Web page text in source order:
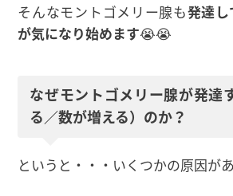
そんなモントゴメリー腺も発達し
が気になり始めます😭😭
なぜモントゴメリー腺が発達
る／数が増える）のか？
というと・・・いくつかの原因があ